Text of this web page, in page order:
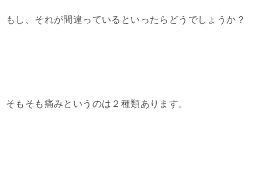
もし、それが間違っているといったらどうでしょうか？
そもそも痛みというのは２種類あります。